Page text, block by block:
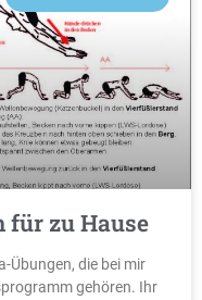
für zu Hause
Übungen, die bei mir
gehören. Ihr